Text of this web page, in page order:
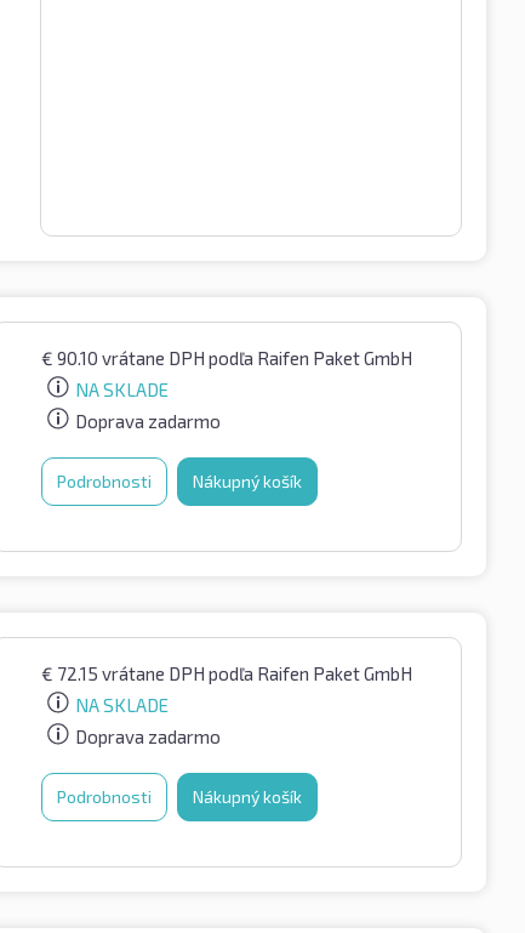
€ 90.10 vrátane DPH podľa Raifen Paket GmbH
NA SKLADE
Doprava zadarmo
Podrobnosti Nákupný košík
€ 72.15 vrátane DPH podľa Raifen Paket GmbH
NA SKLADE
Doprava zadarmo
Podrobnosti Nákupný košík